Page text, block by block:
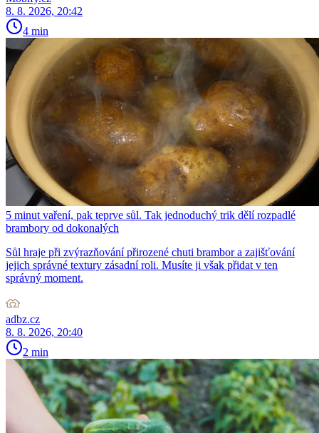
8. 8. 2026, 20:42
4 min
5 minut vaření, pak teprve sůl. Tak jednoduchý trik dělí rozpadlé
brambory od dokonalých
Sůl hraje při zvýrazňování přirozené chuti brambor a zajišťování
jejich správné textury zásadní roli. Musíte ji však přidat v ten
správný moment.
adbz.cz
8. 8. 2026, 20:40
2 min